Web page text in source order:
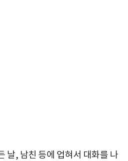
날, 남친 등에 업혀서 대화를 나